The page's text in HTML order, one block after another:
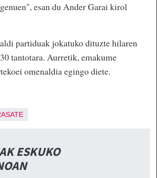
esan du Ander Garai kirol
partiduak jokatuko dituzte hilaren
tantotara. Aurretik, emakume
omenaldia egingo diete.
ESKUKO